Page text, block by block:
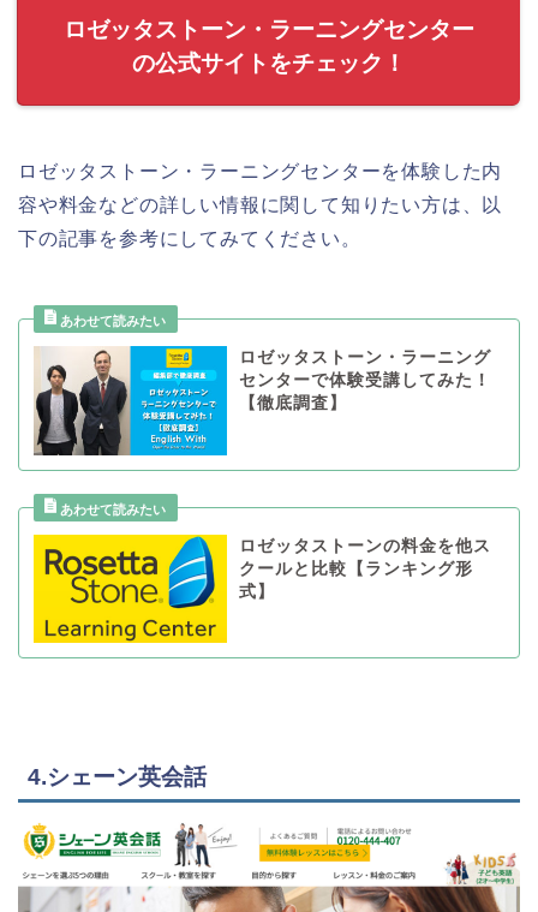
ロゼッタストーン・ラーニングセンター
の公式サイトをチェック！
ロゼッタストーン・ラーニングセンターを体験した内
容や料金などの詳しい情報に関して知りたい方は、以
下の記事を参考にしてみてください。
ロゼッタストーン・ラーニング
センターで体験受講してみた！
【徹底調査】
ロゼッタストーンの料金を他ス
クールと比較【ランキング形
式】
4.シェーン英会話